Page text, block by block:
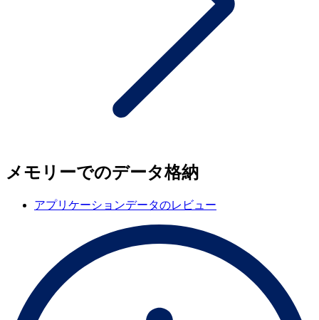
メモリーでのデータ格納
アプリケーションデータのレビュー